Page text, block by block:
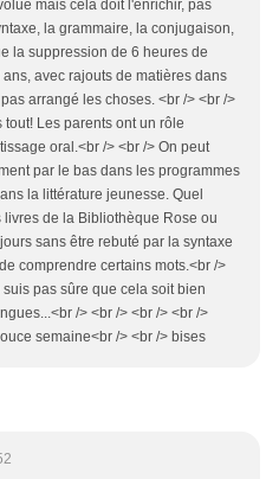
mais cela doit l'enrichir, pas
la grammaire, la conjugaison,
la suppression de 6 heures de
avec rajouts de matières dans
arrangé les choses. <br /> <br />
Les parents ont un rôle
oral.<br /> <br /> On peut
par le bas dans les programmes
la littérature jeunesse. Quel
de la Bibliothèque Rose ou
sans être rebuté par la syntaxe
comprendre certains mots.<br />
pas sûre que cela soit bien
/> <br /> <br /> <br />
semaine<br /> <br /> bises